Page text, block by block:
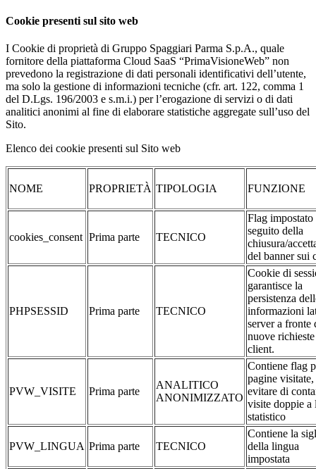
Cookie presenti sul sito web
I Cookie di proprietà di Gruppo Spaggiari Parma S.p.A., quale
fornitore della piattaforma Cloud SaaS “PrimaVisioneWeb” non
prevedono la registrazione di dati personali identificativi dell’utente,
ma solo la gestione di informazioni tecniche (cfr. art. 122, comma 1
del D.Lgs. 196/2003 e s.m.i.) per l’erogazione di servizi o di dati
analitici anonimi al fine di elaborare statistiche aggregate sull’uso del
Sito.
Elenco dei cookie presenti sul Sito web
NOME PROPRIETÀ TIPOLOGIA FUNZIONE
cookies_consent Prima parte TECNICO
Flag impostato
seguito della
chiusura/
del banner sui
PHPSESSID Prima parte TECNICO
Cookie di
garantisce la
persistenza
informazioni
server a fronte
nuove
client.
PVW_VISITE Prima parte
ANALITICO
ANONIMIZZATO
Contiene flag
pagine visitate,
evitare di
visite doppie a
statistico
PVW_LINGUA Prima parte TECNICO
Contiene la
della lingua
impostata